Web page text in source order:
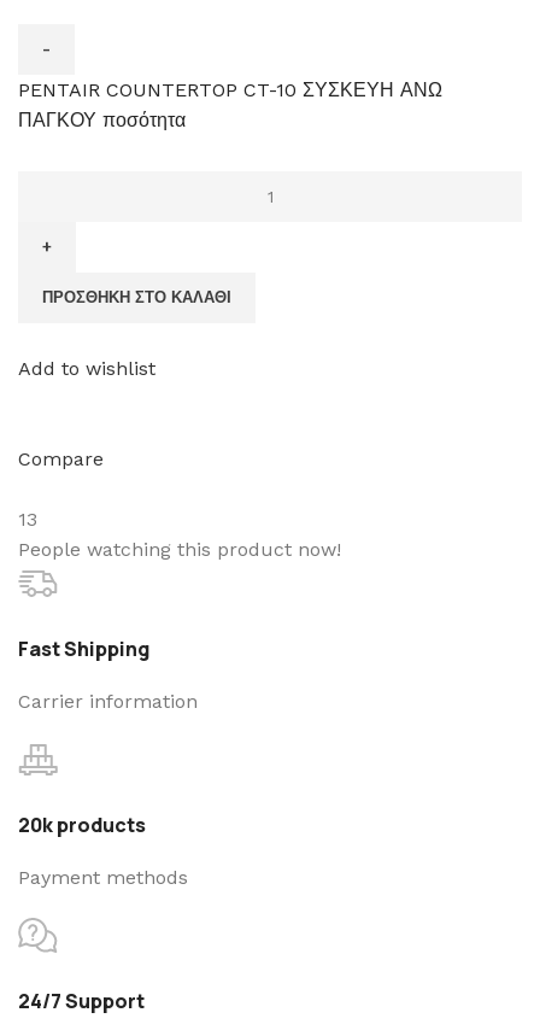
PENTAIR COUNTERTOP CT-10 ΣΥΣΚΕΥΗ ΑΝΩ
ΠΑΓΚΟΥ ποσότητα
ΠΡΟΣΘΉΚΗ ΣΤΟ ΚΑΛΆΘΙ
Add to wishlist
Compare
13
People watching this product now!
Fast Shipping
Carrier information
20k products
Payment methods
24/7 Support